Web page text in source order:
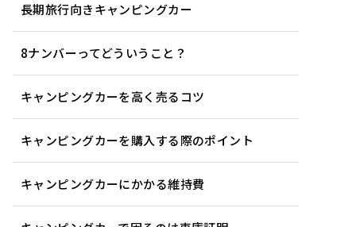
長期旅行向きキャンピングカー
8ナンバーってどういうこと？
キャンピングカーを高く売るコツ
キャンピングカーを購入する際のポイント
キャンピングカーにかかる維持費